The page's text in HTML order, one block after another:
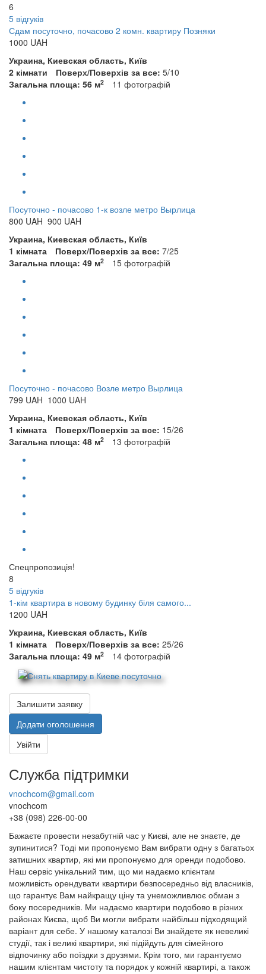
6
5 відгуків
Сдам посуточно, почасово 2 комн. квартиру Позняки
1000 UAH
Украина, Киевская область, Київ
2 кімнати
Поверх/Поверхів за все: 5/10
Загальна площа: 56 м2 11 фотографій
Посуточно - почасово 1-к возле метро Вырлица
800 UAH 900 UAH
Украина, Киевская область, Київ
1 кімната
Поверх/Поверхів за все: 7/25
Загальна площа: 49 м2 15 фотографій
Посуточно - почасово Возле метро Вырлица
799 UAH 1000 UAH
Украина, Киевская область, Київ
1 кімната
Поверх/Поверхів за все: 15/26
Загальна площа: 48 м2 13 фотографій
Спецпропозиція!
8
5 відгуків
1-кім квартира в новому будинку біля самого...
1200 UAH
Украина, Киевская область, Київ
1 кімната
Поверх/Поверхів за все: 25/26
Загальна площа: 49 м2 14 фотографій
Залишити заявку
Додати оголошення
Увійти
Служба підтримки
vnochcom@gmail.com
vnochcom
+38 (098) 226-00-00
Бажаєте провести незабутній час у Києві, але не знаєте, де
зупинитися? Тоді ми пропонуємо Вам вибрати одну з багатьох
затишних квартир, які ми пропонуємо для оренди подобово.
Наш сервіс унікальний тим, що ми надаємо клієнтам
можливість орендувати квартири безпосередньо від власників,
що гарантує Вам найкращу ціну та унеможливлює обман з
боку посередників. Ми надаємо квартири подобово в різних
районах Києва, щоб Ви могли вибрати найбільш підходящий
варіант для себе. У нашому каталозі Ви знайдете як невеликі
студії, так і великі квартири, які підійдуть для сімейного
відпочинку або поїздки з друзями. Крім того, ми гарантуємо
нашим клієнтам чистоту та порядок у кожній квартирі, а також